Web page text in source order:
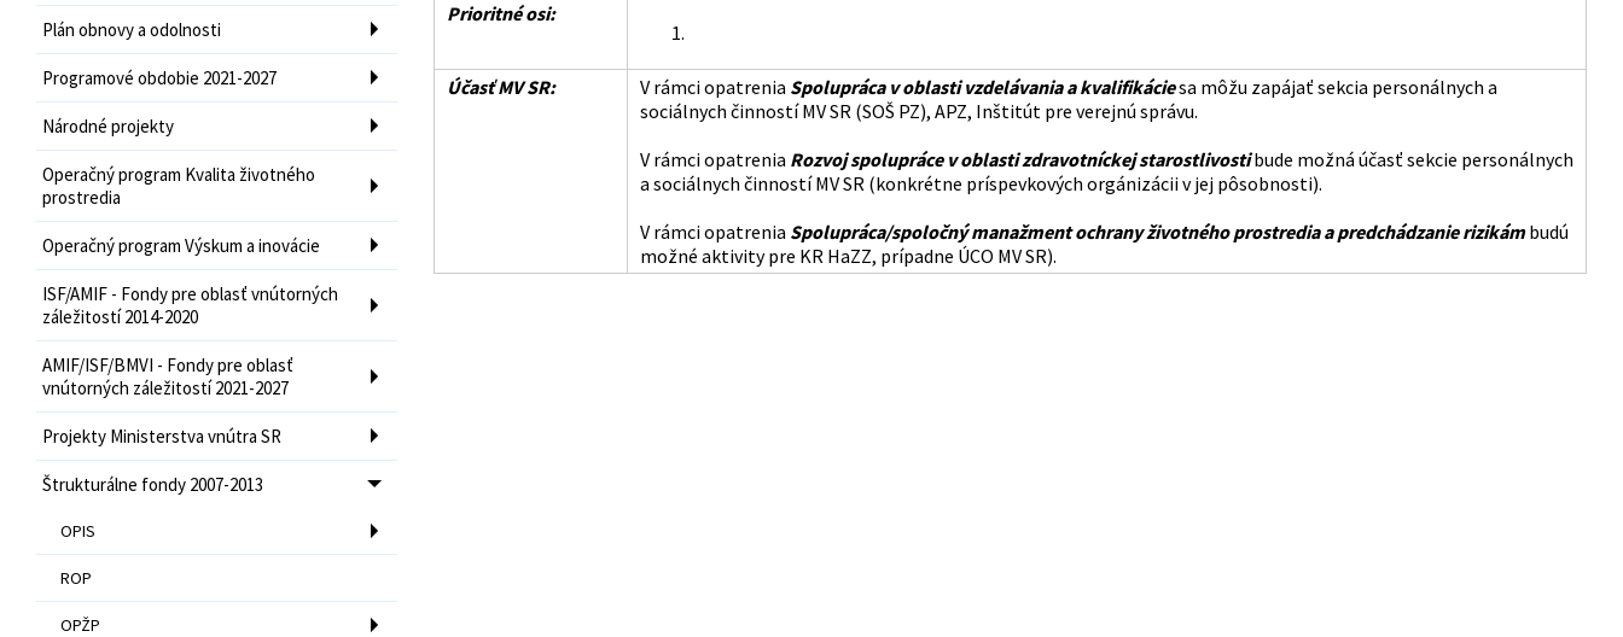
Plán obnovy a odolnosti
Programové obdobie 2021-2027
Národné projekty
Operačný program Kvalita životného
prostredia
Operačný program Výskum a inovácie
ISF/AMIF - Fondy pre oblasť vnútorných
záležitostí 2014-2020
AMIF/ISF/BMVI - Fondy pre oblasť
vnútorných záležitostí 2021-2027
Projekty Ministerstva vnútra SR
Štrukturálne fondy 2007-2013
OPIS
ROP
OPŽP
Prioritné osi:
Účasť MV SR: V rámci opatrenia Spolupráca v oblasti vzdelávania a kvalifikáciesa môžu zapájať sekcia personálnych a
sociálnych činností MV SR (SOŠ PZ), APZ, Inštitút pre verejnú správu.
V rámci opatrenia Rozvoj spolupráce v oblasti zdravotníckej starostlivostibude možná účasť sekcie personálnych
a sociálnych činností MV SR (konkrétne príspevkových orgánizácii v jej pôsobnosti).
V rámci opatrenia Spolupráca/spoločný manažment ochrany životného prostredia a predchádzanie rizikámbudú
možné aktivity pre KR HaZZ, prípadne ÚCO MV SR).